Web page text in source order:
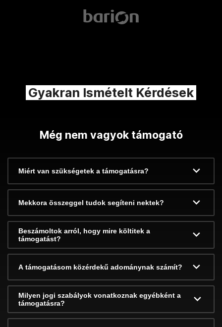
Gyakran Ismételt Kérdések
Még nem vagyok támogató
Miért van szükségetek a támogatásra?
Mekkora összeggel tudok segíteni nektek?
Beszámoltok arról, hogy mire költitek a
támogatást?
A támogatásom közérdekű adománynak számít?
Milyen jogi szabályok vonatkoznak egyébként a
támogatásra?